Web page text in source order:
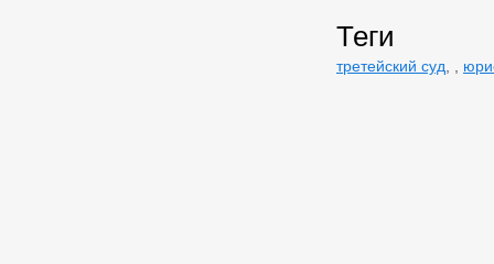
Теги
третейский суд